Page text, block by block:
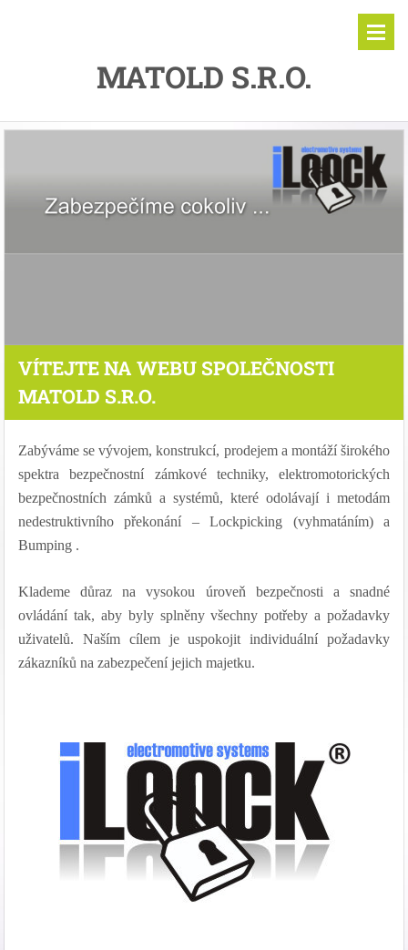
MATOLD S.R.O.
VÍTEJTE NA WEBU SPOLEČNOSTI
MATOLD S.R.O.
Zabýváme se vývojem, konstrukcí, prodejem a montáží širokého
spektra bezpečnostní zámkové techniky, elektromotorických
bezpečnostních zámků a systémů, které odolávají i metodám
nedestruktivního překonání – Lockpicking (vyhmatáním) a
Bumping .
Klademe důraz na vysokou úroveň bezpečnosti a snadné
ovládání tak, aby byly splněny všechny potřeby a požadavky
uživatelů. Naším cílem je uspokojit individuální požadavky
zákazníků na zabezpečení jejich majetku.